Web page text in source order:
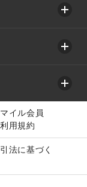
イル会員
用規約
法に基づく